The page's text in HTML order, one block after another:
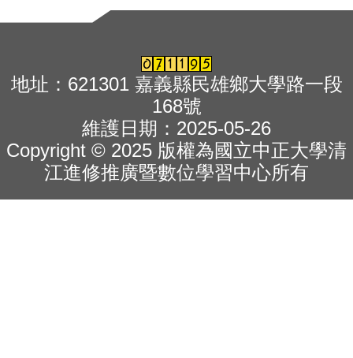
地址：621301 嘉義縣民雄鄉大學路一段
168號
維護日期：2025-05-26
Copyright © 2025 版權為國立中正大學清
江進修推廣暨數位學習中心所有